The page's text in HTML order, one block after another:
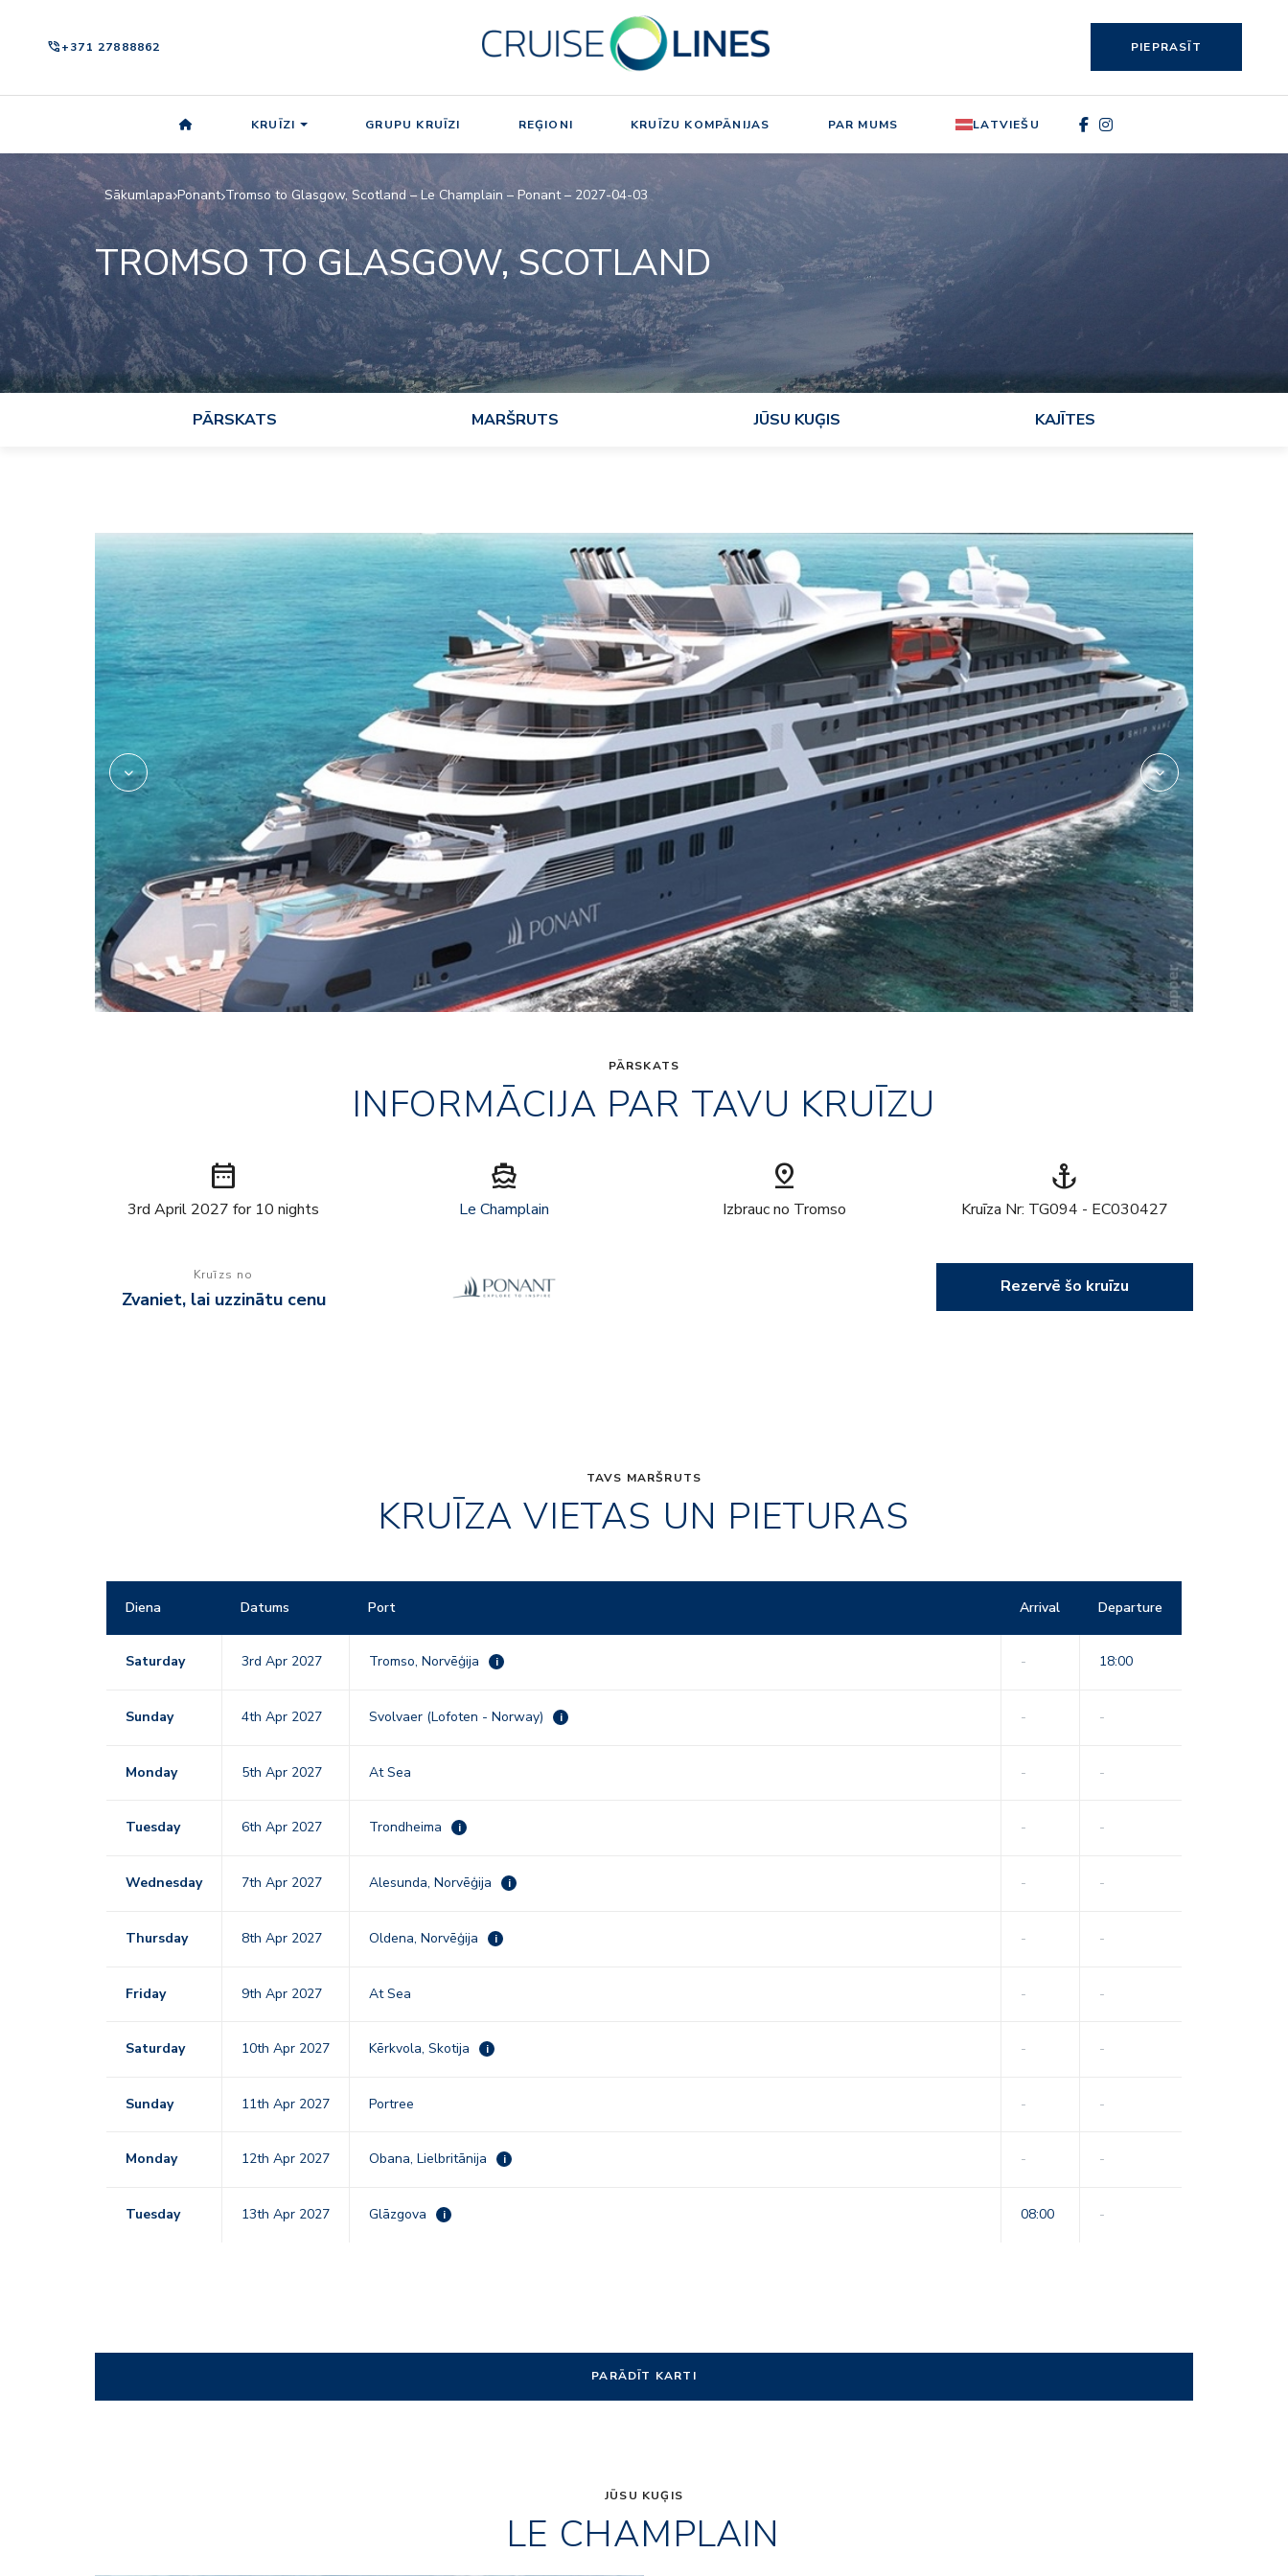
phone_in_talk+371 27888862 PIEPRASĪT
KRUĪZI GRUPU KRUĪZI REĢIONI KRUĪZU KOMPĀNIJAS PAR MUMS LATVIEŠU
Sākumlapa Ponant Tromso to Glasgow, Scotland – Le Champlain – Ponant – 2027-04-03
TROMSO TO GLASGOW, SCOTLAND
PĀRSKATS MARŠRUTS JŪSU KUĢIS KAJĪTES
2975713
PĀRSKATS
INFORMĀCIJA PAR TAVU KRUĪZU
date_range
3rd April 2027 for 10 nights
directions_boat
Le Champlain
pin_drop
Izbrauc no Tromso
anchor
Kruīza Nr: TG094 - EC030427
Kruīzs no
Zvaniet, lai uzzinātu cenu
Rezervē šo kruīzu
TAVS MARŠRUTS
KRUĪZA VIETAS UN PIETURAS
Diena Datums Port Arrival Departure
Saturday 3rd Apr 2027 Tromso, Norvēģija i - 18:00
Sunday 4th Apr 2027 Svolvaer (Lofoten - Norway) i - -
Monday 5th Apr 2027 At Sea - -
Tuesday 6th Apr 2027 Trondheima i - -
Wednesday 7th Apr 2027 Alesunda, Norvēģija i - -
Thursday 8th Apr 2027 Oldena, Norvēģija i - -
Friday 9th Apr 2027 At Sea - -
Saturday 10th Apr 2027 Kērkvola, Skotija i - -
Sunday 11th Apr 2027 Portree - -
Monday 12th Apr 2027 Obana, Lielbritānija i - -
Tuesday 13th Apr 2027 Glāzgova i 08:00 -
PARĀDĪT KARTI
JŪSU KUĢIS
LE CHAMPLAIN